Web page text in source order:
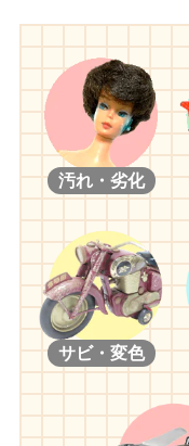
汚れ・劣化
サビ・変色